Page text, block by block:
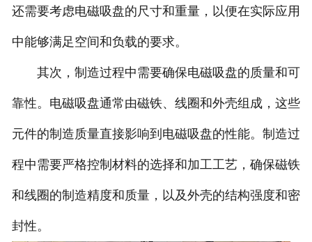
还需要考虑电磁吸盘的尺寸和重量，以便在实际应用
中能够满足空间和负载的要求。
其次，制造过程中需要确保电磁吸盘的质量和可
靠性。电磁吸盘通常由磁铁、线圈和外壳组成，这些
元件的制造质量直接影响到电磁吸盘的性能。制造过
程中需要严格控制材料的选择和加工工艺，确保磁铁
和线圈的制造精度和质量，以及外壳的结构强度和密
封性。